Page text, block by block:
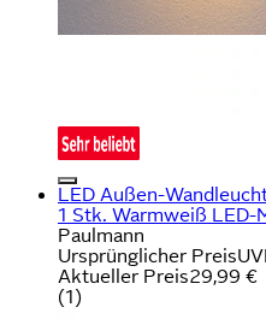
LED Außen-
1 Stk. Warmweiß LED-
Paulmann
Ursprünglicher Preis
Aktueller Preis29,99 €
(1)